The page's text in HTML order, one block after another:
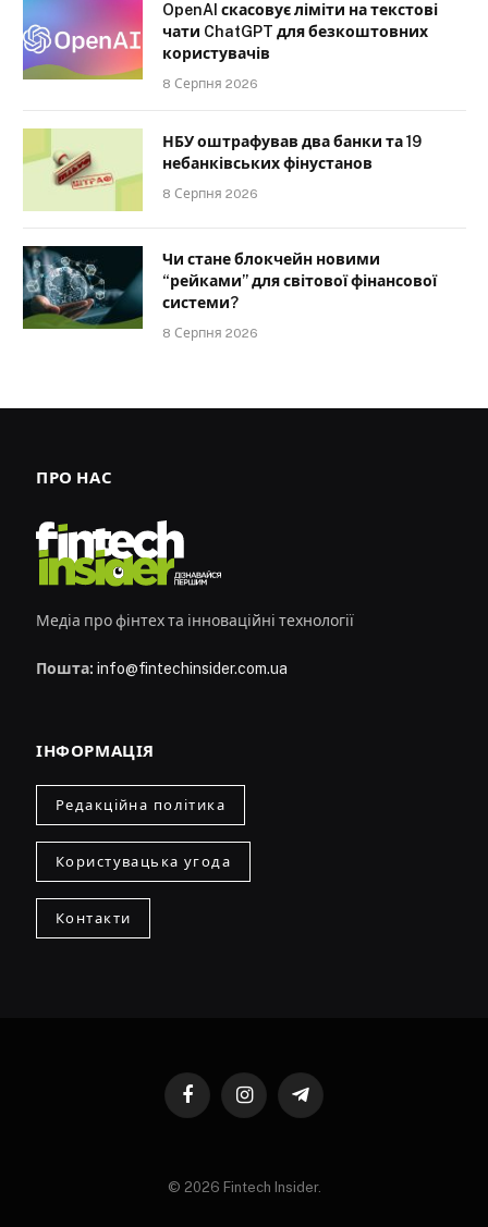
OpenAI скасовує ліміти на текстові
чати ChatGPT для безкоштовних
користувачів
8 Серпня 2026
НБУ оштрафував два банки та 19
небанківських фінустанов
8 Серпня 2026
Чи стане блокчейн новими
“рейками” для світової фінансової
системи?
8 Серпня 2026
ПРО НАС
Медіа про фінтех та інноваційні технології
Пошта: info@fintechinsider.com.ua
ІНФОРМАЦІЯ
Редакційна політика
Користувацька угода
Контакти
FacebookInstagramTelegram
© 2026 Fintech Insider.